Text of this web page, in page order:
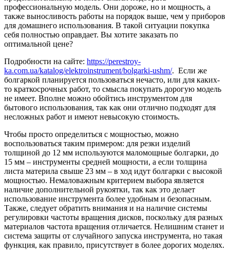
профессиональную модель. Они дороже, но и мощность, а
также выносливость работы на порядок выше, чем у приборов
для домашнего использования. В такой ситуации покупка
себя полностью оправдает. Вы хотите заказать по
оптимальной цене?
Подробности на сайте: https://perestroy-
ka.com.ua/katalog/elektroinstrument/bolgarki-ushm/. Если же
болгаркой планируется пользоваться нечасто, или для каких-
то краткосрочных работ, то смысла покупать дорогую модель
не имеет. Вполне можно обойтись инструментом для
бытового использования, так как они отлично подходят для
несложных работ и имеют невысокую стоимость.
Чтобы просто определиться с мощностью, можно
воспользоваться таким примером: для резки изделий
толщиной до 12 мм используются маломощные болгарки, до
15 мм – инструменты средней мощности, а если толщина
листа материла свыше 23 мм – в ход идут болгарки с высокой
мощностью. Немаловажным критерием выбора является
наличие дополнительной рукоятки, так как это делает
использование инструмента более удобным и безопасным.
Также, следует обратить внимания и на наличие системы
регулировки частоты вращения дисков, поскольку для разных
материалов частота вращения отличается. Нелишним станет и
система защиты от случайного запуска инструмента, но такая
функция, как правило, присутствует в более дорогих моделях.